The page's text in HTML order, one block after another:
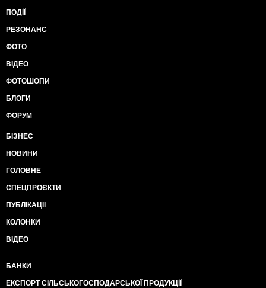
ПОДІЇ
РЕЗОНАНС
ФОТО
ВІДЕО
ФОТОШОПИ
БЛОГИ
ФОРУМ
БІЗНЕС
НОВИНИ
ГОЛОВНЕ
СПЕЦПРОЄКТИ
ПУБЛІКАЦІЇ
КОЛОНКИ
ВІДЕО
БАНКИ
ЕКСПОРТ СІЛЬСЬКОГОСПОДАРСЬКОЇ ПРОДУКЦІЇ